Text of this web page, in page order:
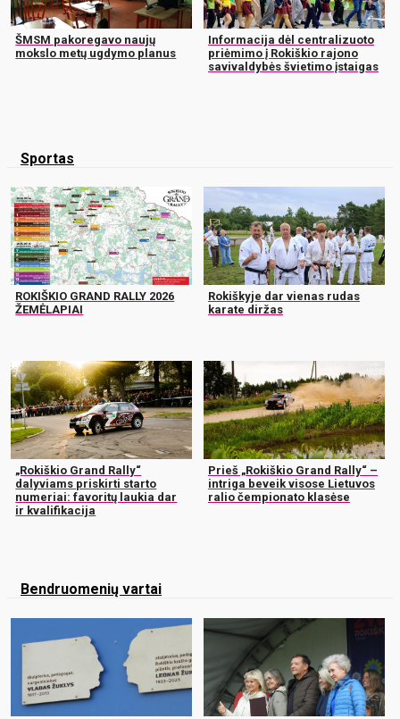
ŠMSM pakoregavo naujų
mokslo metų ugdymo planus
Informacija dėl centralizuoto
priėmimo į Rokiškio rajono
savivaldybės švietimo įstaigas
Sportas
ROKIŠKIO GRAND RALLY 2026
ŽEMĖLAPIAI
Rokiškyje dar vienas rudas
karate diržas
„Rokiškio Grand Rally“
dalyviams priskirti starto
numeriai: favoritų laukia dar
ir kvalifikacija
Prieš „Rokiškio Grand Rally“ –
intriga beveik visose Lietuvos
ralio čempionato klasėse
Bendruomenių vartai